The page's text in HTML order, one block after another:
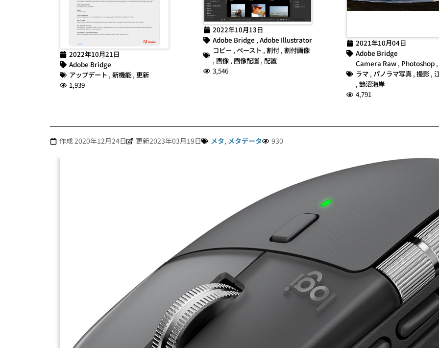
2022年10月21日
Adobe Bridge
アップデート , 新機能 , 更新
1,939
2022年10月13日
Adobe Bridge , Adobe Illustrator
コピー, ペースト , 割付, 割付画像
, 画像, 画像配置, 配置
3,546
2021年10月04日
Adobe Bridge
Camera Raw , Photoshop ,
ラマ , パノラマ写真 , 撮影 ,
, 鵠沼海岸
4,791
作成2020年12月24日 更新2023年03月19日 メタ, メタデータ 930